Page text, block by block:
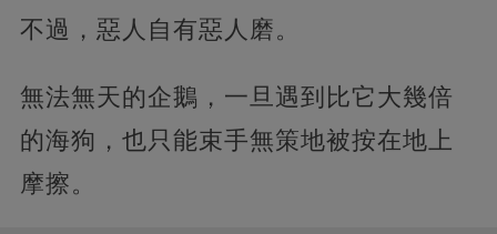
不過，惡人自有惡人磨。
無法無天的企鵝，一旦遇到比它大幾倍
的海狗，也只能束手無策地被按在地上
摩擦。